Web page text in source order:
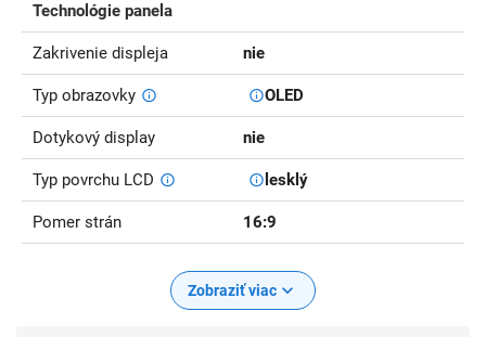
Technológie panela
Zakrivenie displeja nie
Typ obrazovky OLED
Dotykový display nie
Typ povrchu LCD lesklý
Pomer strán 16:9
Zobraziť viac